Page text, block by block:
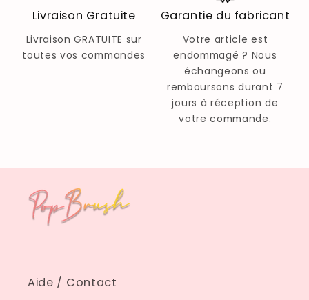
Livraison Gratuite
Livraison GRATUITE sur
toutes vos commandes
Garantie du fabricant
Votre article est
endommagé ? Nous
échangeons ou
remboursons durant 7
jours à réception de
votre commande.
Aide / Contact